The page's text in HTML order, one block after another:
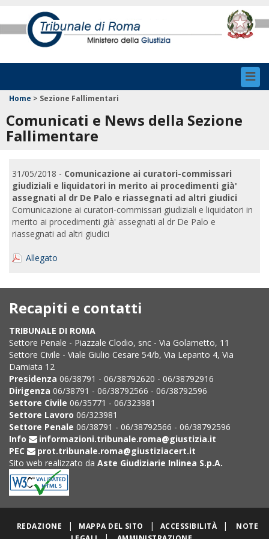
Home > Sezione Fallimentari
Comunicati e News della Sezione
Fallimentare
31/05/2018 - Comunicazione ai curatori-commissari
giudiziali e liquidatori in merito ai procedimenti già'
assegnati al dr De Palo e riassegnati ad altri giudici
Comunicazione ai curatori-commissari giudiziali e liquidatori in
merito ai procedimenti già' assegnati al dr De Palo e
riassegnati ad altri giudici
Allegato
Recapiti e contatti
TRIBUNALE DI ROMA
Settore Penale - Piazzale Clodio, snc - Via Golametto, 11
Settore Civile - Viale Giulio Cesare 54/b, Via Lepanto 4, Via
Damiata 12
Presidenza 06/38791 - 06/38792620 - 06/38792916
Dirigenza 06/38791 - 06/38792566 - 06/38792596
Settore Civile 06/35771 - 06/323981
Settore Lavoro 06/323981
Settore Penale 06/38791 - 06/38792566 - 06/38792596
Info
informazioni.tribunale.roma@giustizia.it
PEC
prot.tribunale.roma@giustiziacert.it
Sito web realizzato da Aste Giudiziarie Inlinea S.p.A.
REDAZIONE | MAPPA DEL SITO | ACCESSIBILITÀ |
NOTE